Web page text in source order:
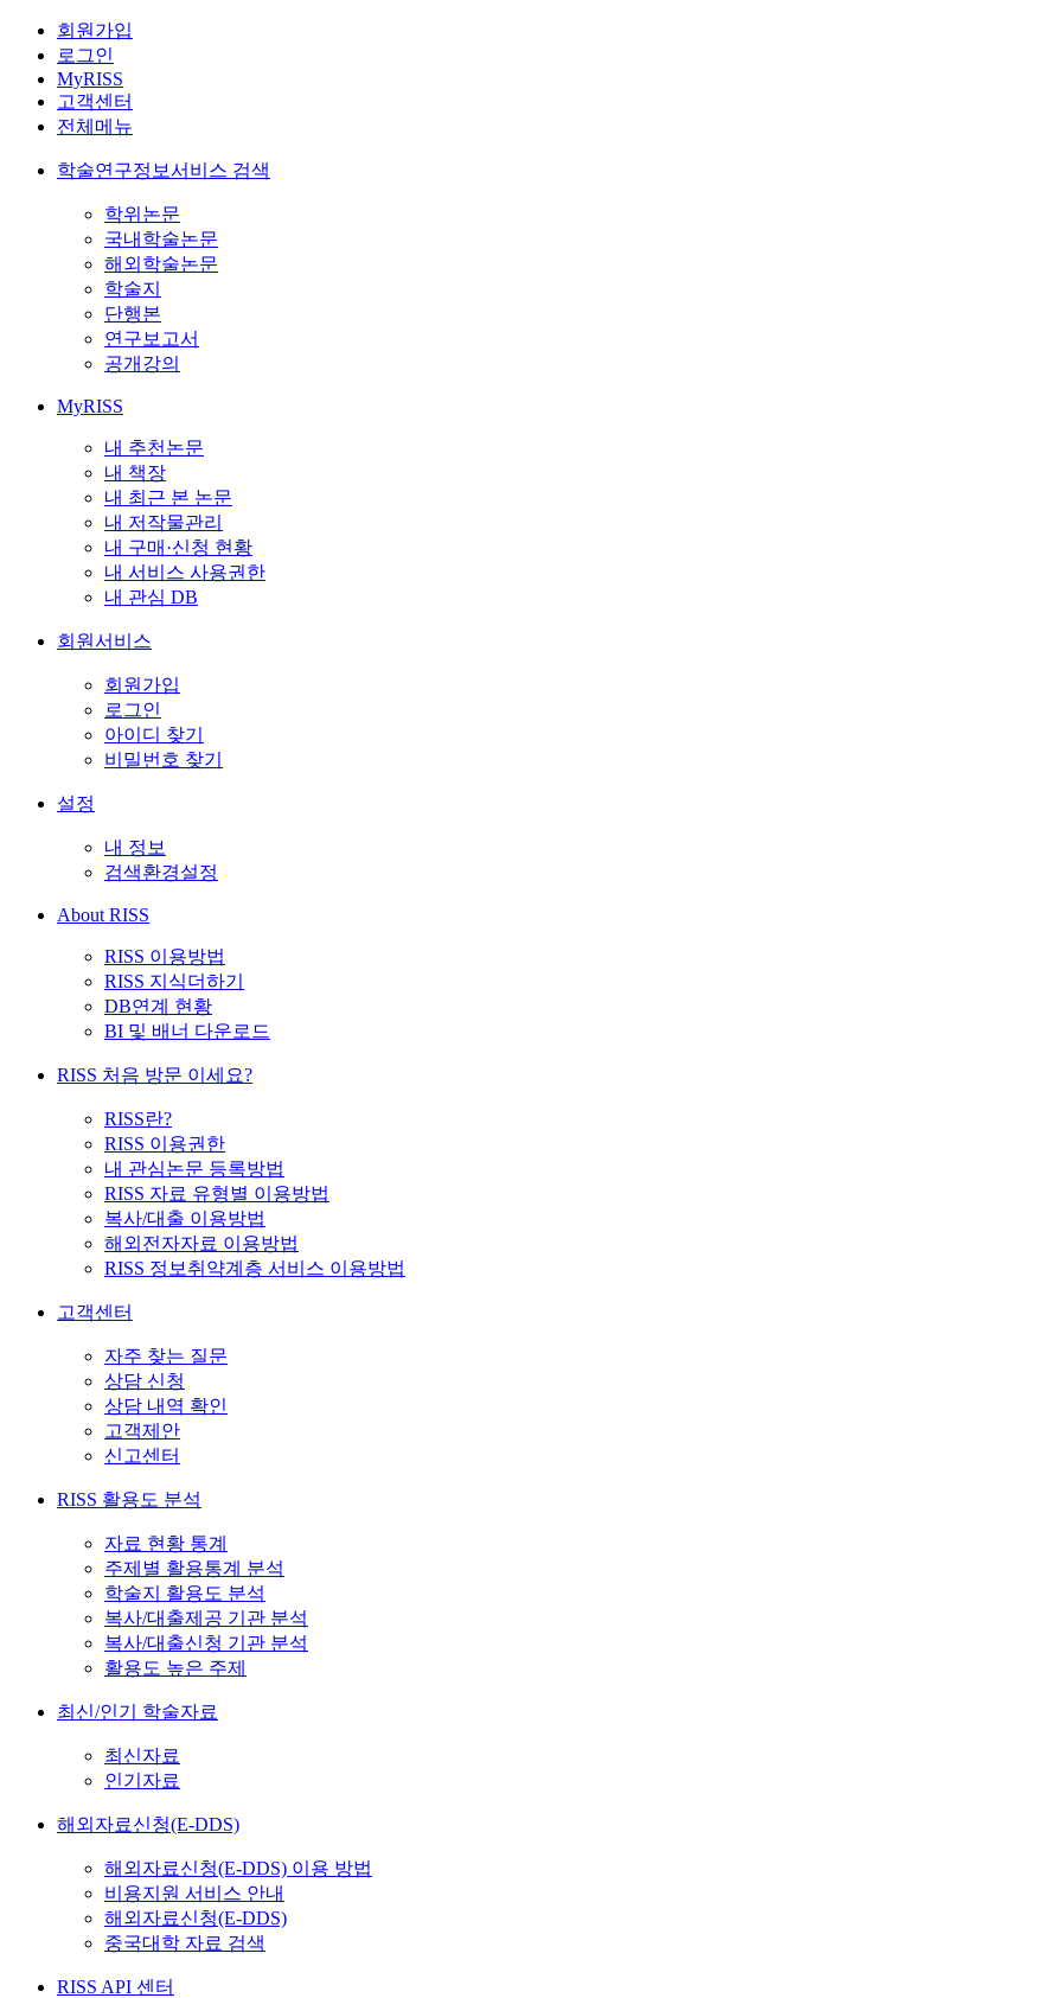
회원가입
로그인
MyRISS
고객센터
전체메뉴
학술연구정보서비스 검색
학위논문
국내학술논문
해외학술논문
학술지
단행본
연구보고서
공개강의
MyRISS
내 추천논문
내 책장
내 최근 본 논문
내 저작물관리
내 구매·신청 현황
내 서비스 사용권한
내 관심 DB
회원서비스
회원가입
로그인
아이디 찾기
비밀번호 찾기
설정
내 정보
검색환경설정
About RISS
RISS 이용방법
RISS 지식더하기
DB연계 현황
BI 및 배너 다운로드
RISS 처음 방문 이세요?
RISS란?
RISS 이용권한
내 관심논문 등록방법
RISS 자료 유형별 이용방법
복사/대출 이용방법
해외전자자료 이용방법
RISS 정보취약계층 서비스 이용방법
고객센터
자주 찾는 질문
상담 신청
상담 내역 확인
고객제안
신고센터
RISS 활용도 분석
자료 현황 통계
주제별 활용통계 분석
학술지 활용도 분석
복사/대출제공 기관 분석
복사/대출신청 기관 분석
활용도 높은 주제
최신/인기 학술자료
최신자료
인기자료
해외자료신청(E-DDS)
해외자료신청(E-DDS) 이용 방법
비용지원 서비스 안내
해외자료신청(E-DDS)
중국대학 자료 검색
RISS API 센터